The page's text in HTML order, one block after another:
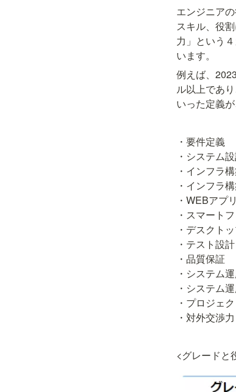
エンジニア
スキル、役
力」という
います。
例えば、
ル以上であ
いった定義が
・要件定義
・システム
・インフラ
・インフラ
・WEBアプ
・スマート
・デスクト
・テスト設計
・品質保証
・システム
・システム
・プロジェ
・対外交渉力
<グレードと